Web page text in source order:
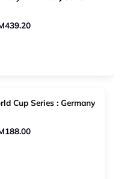
Cup Series : Germany